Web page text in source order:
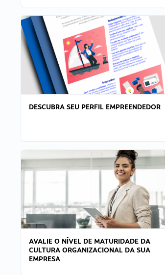
DESCUBRA SEU PERFIL EMPREENDEDOR
AVALIE O NÍVEL DE MATURIDADE DA
CULTURA ORGANIZACIONAL DA SUA
EMPRESA